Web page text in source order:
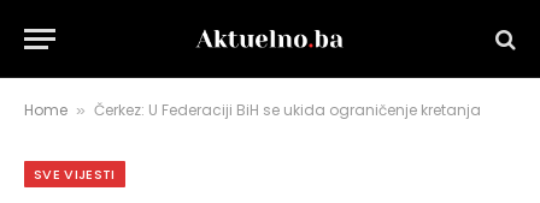
Home » Čerkez: U Federaciji BiH se ukida ograničenje kretanja
SVE VIJESTI